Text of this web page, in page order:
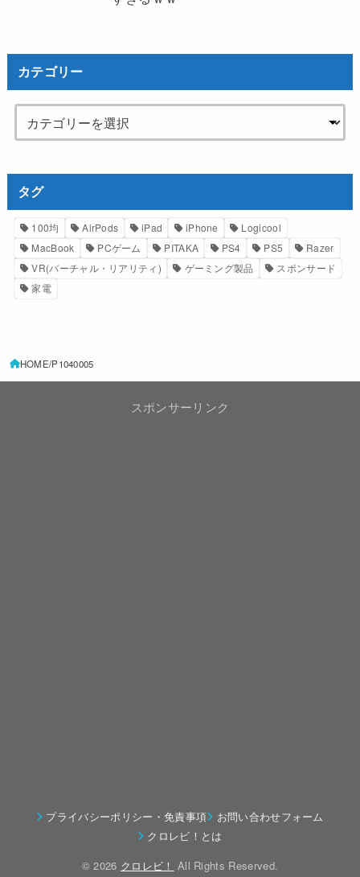
カテゴリー
タグ
100均 AirPods iPad iPhone
Logicool
MacBook
PCゲーム PITAKA PS4 PS5
Razer
VR(バーチャル・リアリティ)
ゲーミング製品
スポンサード
家電
HOME P1040005
スポンサーリンク
プライバシーポリシー・免責事項
お問い合わせフォーム
クロレビ！とは
© 2026 クロレビ！ All Rights Reserved.